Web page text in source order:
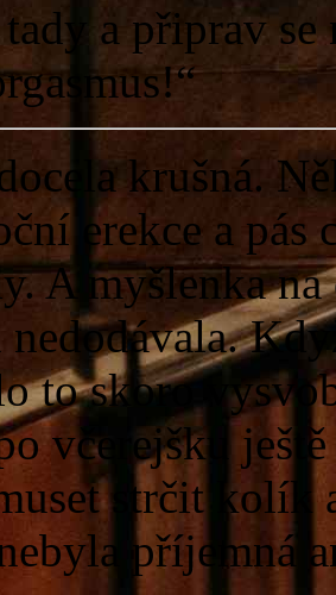
a připrav
krušná.
erekce a
A myšlenka
to skoro
včerejšku
strčit kolík
příjemná